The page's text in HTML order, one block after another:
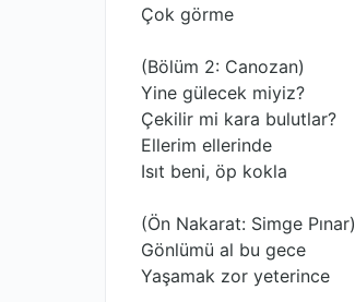
Çok görme
(Bölüm 2: Canozan)
Yine gülecek miyiz?
Çekilir mi kara bulutlar?
Ellerim ellerinde
Isıt beni, öp kokla
(Ön Nakarat: Simge Pınar)
Gönlümü al bu gece
Yaşamak zor yeterince